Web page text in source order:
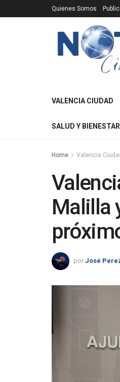
Quienes Somos
VALENCIA CIUDAD
SALUD Y BIENESTAR
Home Valencia
Malilla
por José